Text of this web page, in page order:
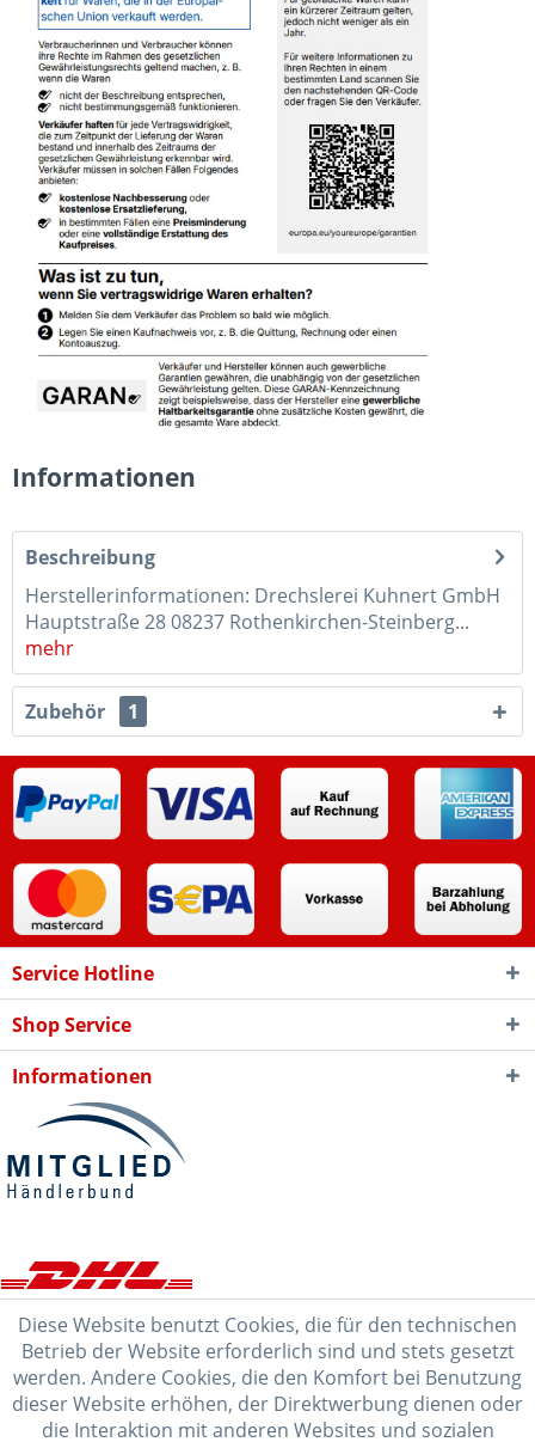
Informationen
Beschreibung
Herstellerinformationen: Drechslerei Kuhnert GmbH
Hauptstraße 28 08237 Rothenkirchen-Steinberg...
mehr
Zubehör 1
Service Hotline
Shop Service
Informationen
Diese Website benutzt Cookies, die für den technischen
Betrieb der Website erforderlich sind und stets gesetzt
werden. Andere Cookies, die den Komfort bei Benutzung
dieser Website erhöhen, der Direktwerbung dienen oder
die Interaktion mit anderen Websites und sozialen